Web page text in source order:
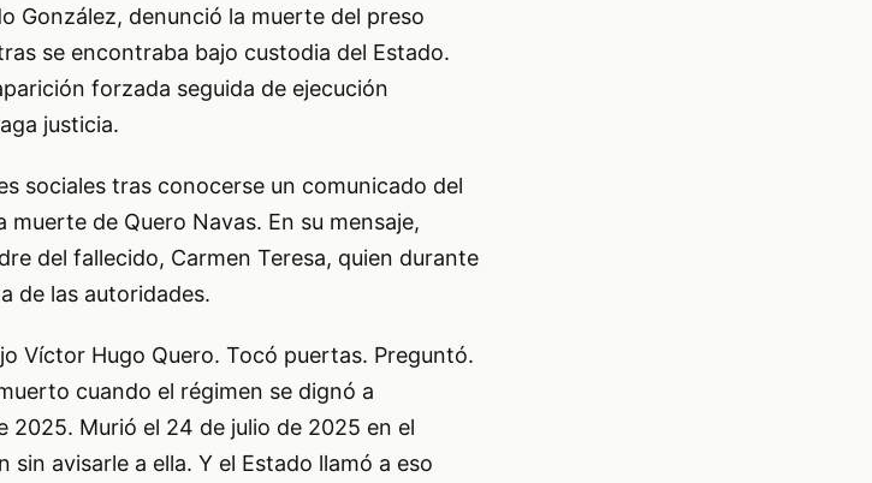
González, denunció la muerte del preso
se encontraba bajo custodia del Estado.
forzada seguida de ejecución
justicia.
sociales tras conocerse un comunicado del
de Quero Navas. En su mensaje,
del fallecido, Carmen Teresa, quien durante
de las autoridades.
Víctor Hugo Quero. Tocó puertas. Preguntó.
cuando el régimen se dignó a
2025. Murió el 24 de julio de 2025 en el
avisarle a ella. Y el Estado llamó a eso